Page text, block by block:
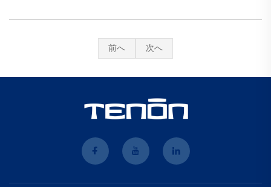
前へ 次へ